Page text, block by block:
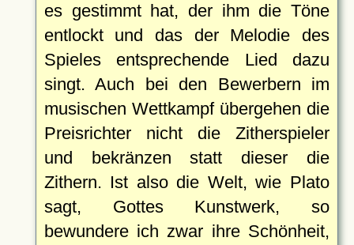
es gestimmt hat, der ihm die Töne
entlockt und das der Melodie des
Spieles entsprechende Lied dazu
singt. Auch bei den Bewerbern im
musischen Wettkampf übergehen die
Preisrichter nicht die Zitherspieler
und bekränzen statt dieser die
Zithern. Ist also die Welt, wie Plato
sagt, Gottes Kunstwerk, so
bewundere ich zwar ihre Schönheit,